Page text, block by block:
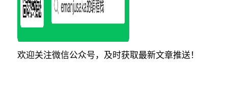
欢迎关注微信公众号，及时获取最新文章推送！